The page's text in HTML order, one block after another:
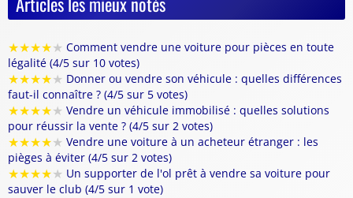
★★★★★ Comment vendre une voiture pour pièces en toute
légalité (4/5 sur 10 votes)
★★★★★ Donner ou vendre son véhicule : quelles différences
faut-il connaître ? (4/5 sur 5 votes)
★★★★★ Vendre un véhicule immobilisé : quelles solutions
pour réussir la vente ? (4/5 sur 2 votes)
★★★★★ Vendre une voiture à un acheteur étranger : les
pièges à éviter (4/5 sur 2 votes)
★★★★★ Un supporter de l'ol prêt à vendre sa voiture pour
sauver le club (4/5 sur 1 vote)